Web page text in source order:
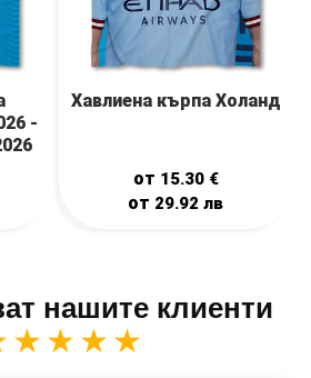
-
Хавлиена кърпа Холанд
от 15.30 €
от 29.92лв
нашите клиенти